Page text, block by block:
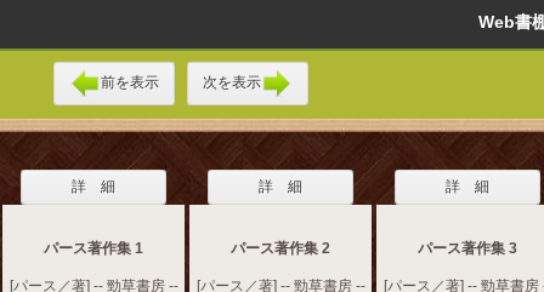
Web
前を表示 次を表示
詳 細
パース著作集 1
[パース／著] -- 勁草書房 --
詳 細
パース著作集 2
[パース／著] -- 勁草書房 --
詳 細
パース著作集 3
[パース／著] -- 勁草書房